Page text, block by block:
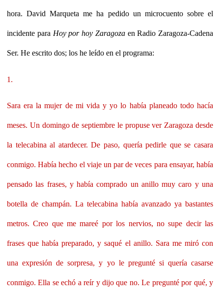
hora. David Marqueta me ha pedido un microcuento sobre el
incidente para Hoy por hoy Zaragozaen Radio Zaragoza-Cadena
Ser. He escrito dos; los he leído en el programa:
1.
Sara era la mujer de mi vida y yo lo había planeado todo hacía
meses. Un domingo de septiembre le propuse ver Zaragoza desde
la telecabina al atardecer. De paso, quería pedirle que se casara
conmigo. Había hecho el viaje un par de veces para ensayar, había
pensado las frases, y había comprado un anillo muy caro y una
botella de champán. La telecabina había avanzado ya bastantes
metros. Creo que me mareé por los nervios, no supe decir las
frases que había preparado, y saqué el anillo. Sara me miró con
una expresión de sorpresa, y yo le pregunté si quería casarse
conmigo. Ella se echó a reír y dijo que no. Le pregunté por qué, y